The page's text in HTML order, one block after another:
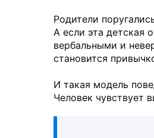
Родители
А если эта детская
вербальными и
становится
И такая модель
Человек чувствует